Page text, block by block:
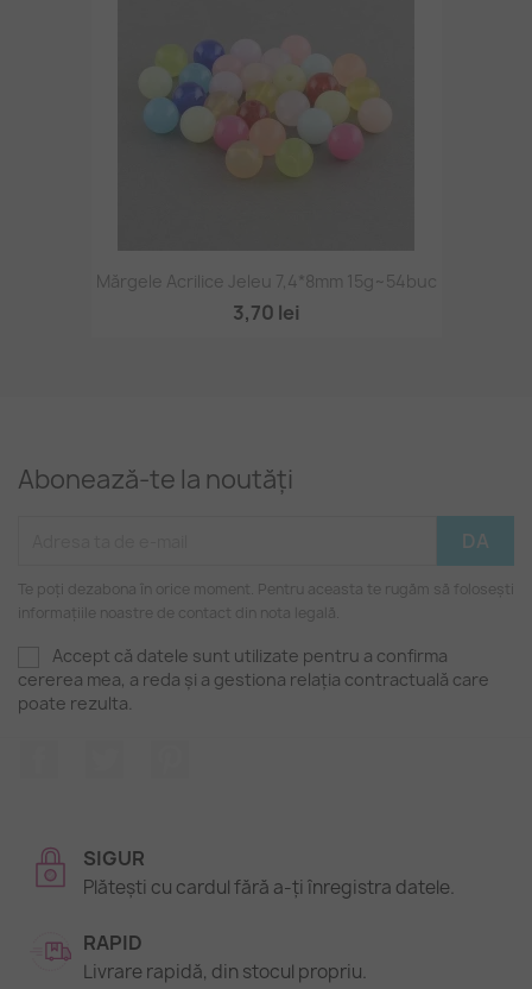
Mărgele Acrilice Jeleu 7,4*8mm 15g~54buc
3,70 lei
Abonează-te la noutăți
Te poți dezabona în orice moment. Pentru aceasta te rugăm să folosești
informațiile noastre de contact din nota legală.
Accept că datele sunt utilizate pentru a confirma
cererea mea, a reda și a gestiona relația contractuală care
poate rezulta.
SIGUR
Plătești cu cardul fără a-ți înregistra datele.
RAPID
Livrare rapidă, din stocul propriu.